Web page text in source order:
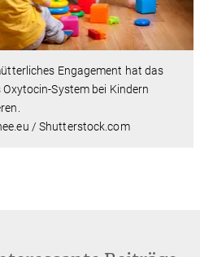
Engagement hat das
System bei Kindern
/ Shutterstock.com